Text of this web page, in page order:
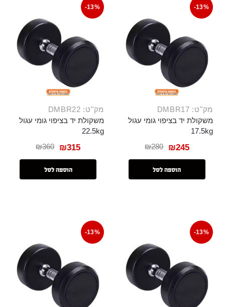
-13%
מק"ט: DMBR17
משקולת יד בציפוי גומי עגול
17.5kg
₪280 ₪245
הוספה לסל
-13%
מק"ט: DMBR22
משקולת יד בציפוי גומי עגול
22.5kg
₪360 ₪315
הוספה לסל
-13%
-13%